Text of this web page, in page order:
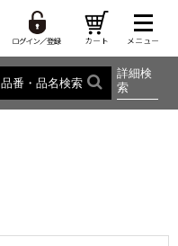
品番・品名検索
詳細検
索